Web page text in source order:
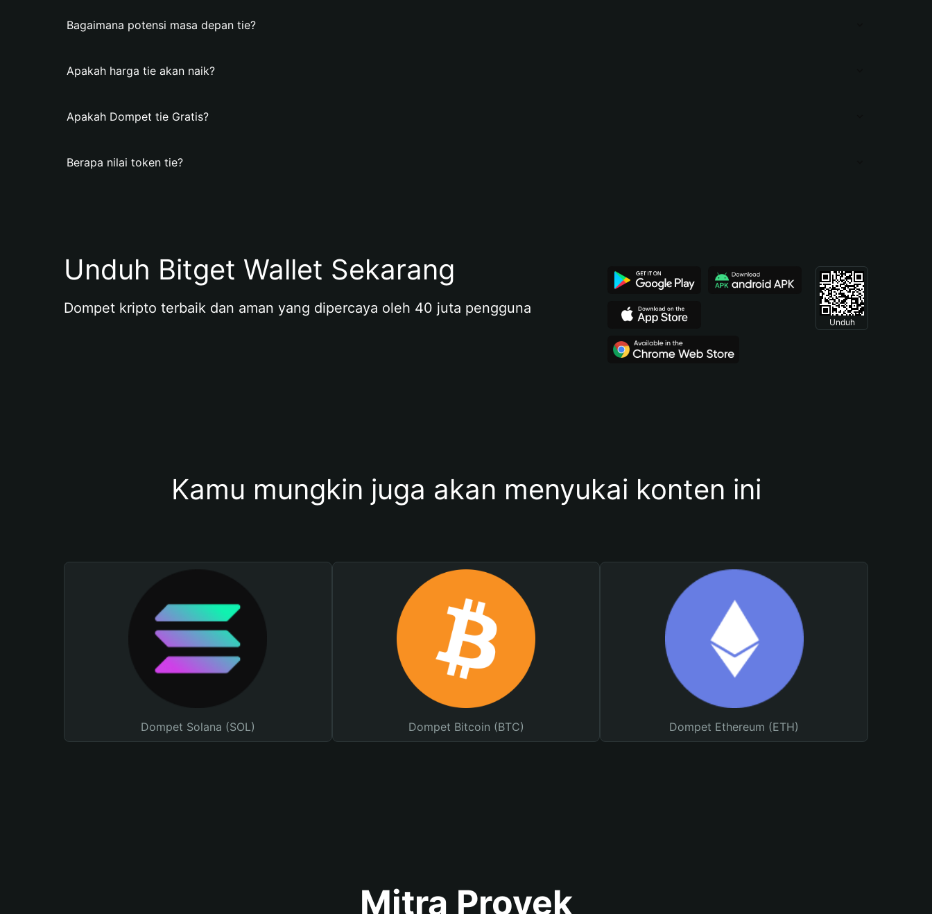
Bagaimana potensi masa depan tie?
Apakah harga tie akan naik?
Apakah Dompet tie Gratis?
Berapa nilai token tie?
Unduh Bitget Wallet Sekarang
Dompet kripto terbaik dan aman yang dipercaya oleh 40 juta pengguna
Unduh
Kamu mungkin juga akan menyukai konten ini
Dompet Solana (SOL) Dompet Bitcoin (BTC) Dompet Ethereum (ETH)
Mitra Proyek